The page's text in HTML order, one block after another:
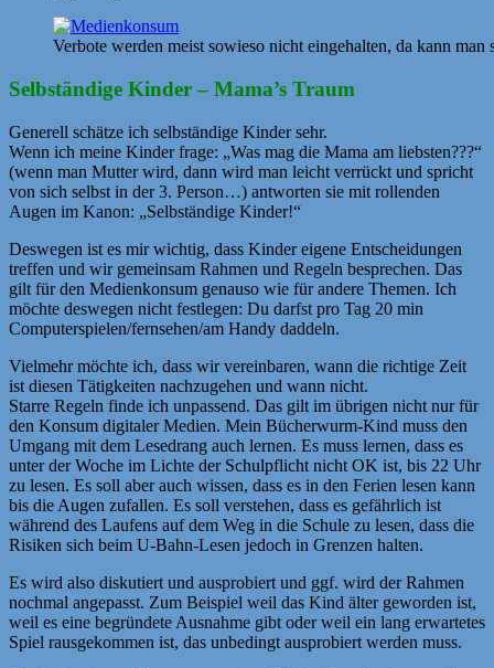
Verbote werden meist sowieso nicht eingehalten, da kann
Selbständige Kinder – Mama’s Traum
Generell schätze ich selbständige Kinder sehr.
Wenn ich meine Kinder frage: „Was mag die Mama am liebsten???“
(wenn man Mutter wird, dann wird man leicht verrückt und spricht
von sich selbst in der 3. Person…) antworten sie mit rollenden
Augen im Kanon: „Selbständige Kinder!“
Deswegen ist es mir wichtig, dass Kinder eigene Entscheidungen
treffen und wir gemeinsam Rahmen und Regeln besprechen. Das
gilt für den Medienkonsum genauso wie für andere Themen. Ich
möchte deswegen nicht festlegen: Du darfst pro Tag 20 min
Computerspielen/fernsehen/am Handy daddeln.
Vielmehr möchte ich, dass wir vereinbaren, wann die richtige Zeit
ist diesen Tätigkeiten nachzugehen und wann nicht.
Starre Regeln finde ich unpassend. Das gilt im übrigen nicht nur für
den Konsum digitaler Medien. Mein Bücherwurm-Kind muss den
Umgang mit dem Lesedrang auch lernen. Es muss lernen, dass es
unter der Woche im Lichte der Schulpflicht nicht OK ist, bis 22 Uhr
zu lesen. Es soll aber auch wissen, dass es in den Ferien lesen kann
bis die Augen zufallen. Es soll verstehen, dass es gefährlich ist
während des Laufens auf dem Weg in die Schule zu lesen, dass die
Risiken sich beim U-Bahn-Lesen jedoch in Grenzen halten.
Es wird also diskutiert und ausprobiert und ggf. wird der Rahmen
nochmal angepasst. Zum Beispiel weil das Kind älter geworden ist,
weil es eine begründete Ausnahme gibt oder weil ein lang erwartetes
Spiel rausgekommen ist, das unbedingt ausprobiert werden muss.